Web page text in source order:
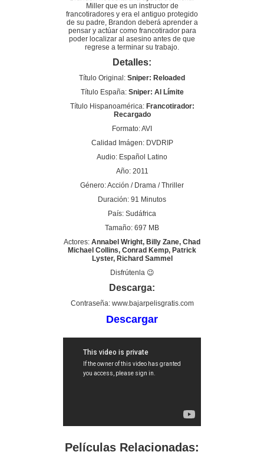
Miller que es un instructor de
francotiradores y era el antiguo protegido
de su padre, Brandon deberá aprender a
pensar y actúar como francotirador para
poder localizar al asesino antes de que
regrese a terminar su trabajo.
Detalles:
Título Original: Sniper: Reloaded
Título España: Sniper: Al Límite
Título Hispanoamérica: Francotirador:
Recargado
Formato: AVI
Calidad Imágen: DVDRIP
Audio: Español Latino
Año: 2011
Género: Acción / Drama / Thriller
Duración: 91 Minutos
País: Sudáfrica
Tamaño: 697 MB
Actores: Annabel Wright, Billy Zane, Chad
Michael Collins, Conrad Kemp, Patrick
Lyster, Richard Sammel
Disfrútenla 😉
Descarga:
Contraseña: www.bajarpelisgratis.com
Descargar
Películas Relacionadas: